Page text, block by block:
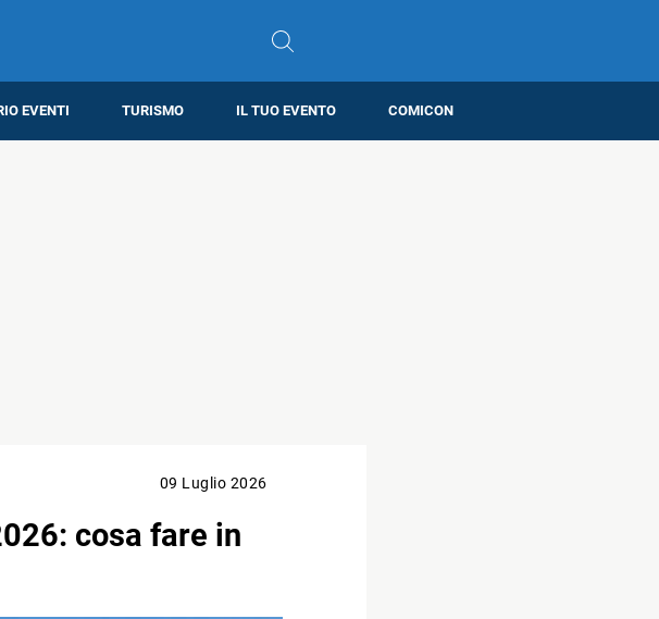
EVENTI TURISMO IL TUO EVENTO COMICON
09 Luglio 2026
cosa fare in